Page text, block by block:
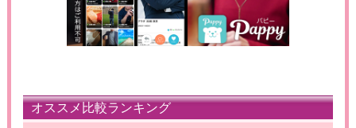
オススメ比較ランキング